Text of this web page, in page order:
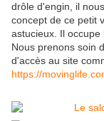
drôle d'engin, il
concept de ce petit
astucieux. Il occupe
Nous prenons soin
d'accès au site
https://